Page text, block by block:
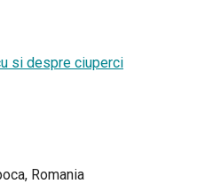
si despre ciuperci
Romania